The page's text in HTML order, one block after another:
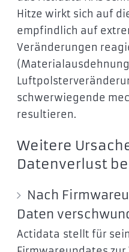
Hitze wirkt sich auf
empfindlich auf
Veränderungen
schwerwiegende
resultieren.
Weitere
Datenverlust
Nach
Daten
Actidata stellt für